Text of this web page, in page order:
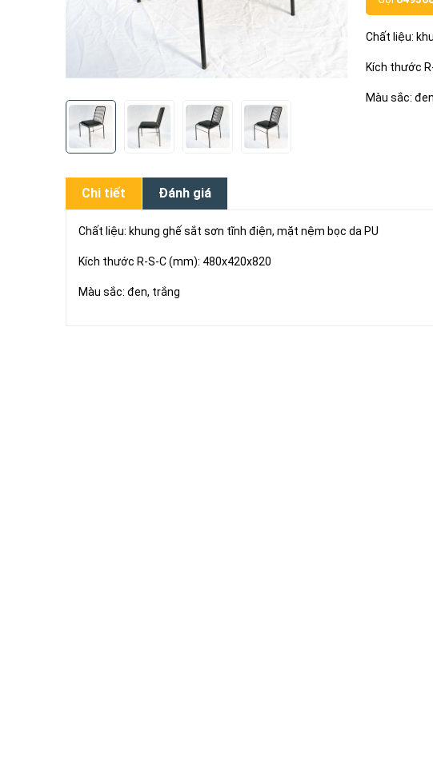
Chất liệu:
Kích thước
Màu sắc:
Chi tiết Đánh giá
Chất liệu: khung ghế sắt sơn tĩnh điện, mặt nệm bọc da PU
Kích thước R-S-C (mm): 480x420x820
Màu sắc: đen, trắng